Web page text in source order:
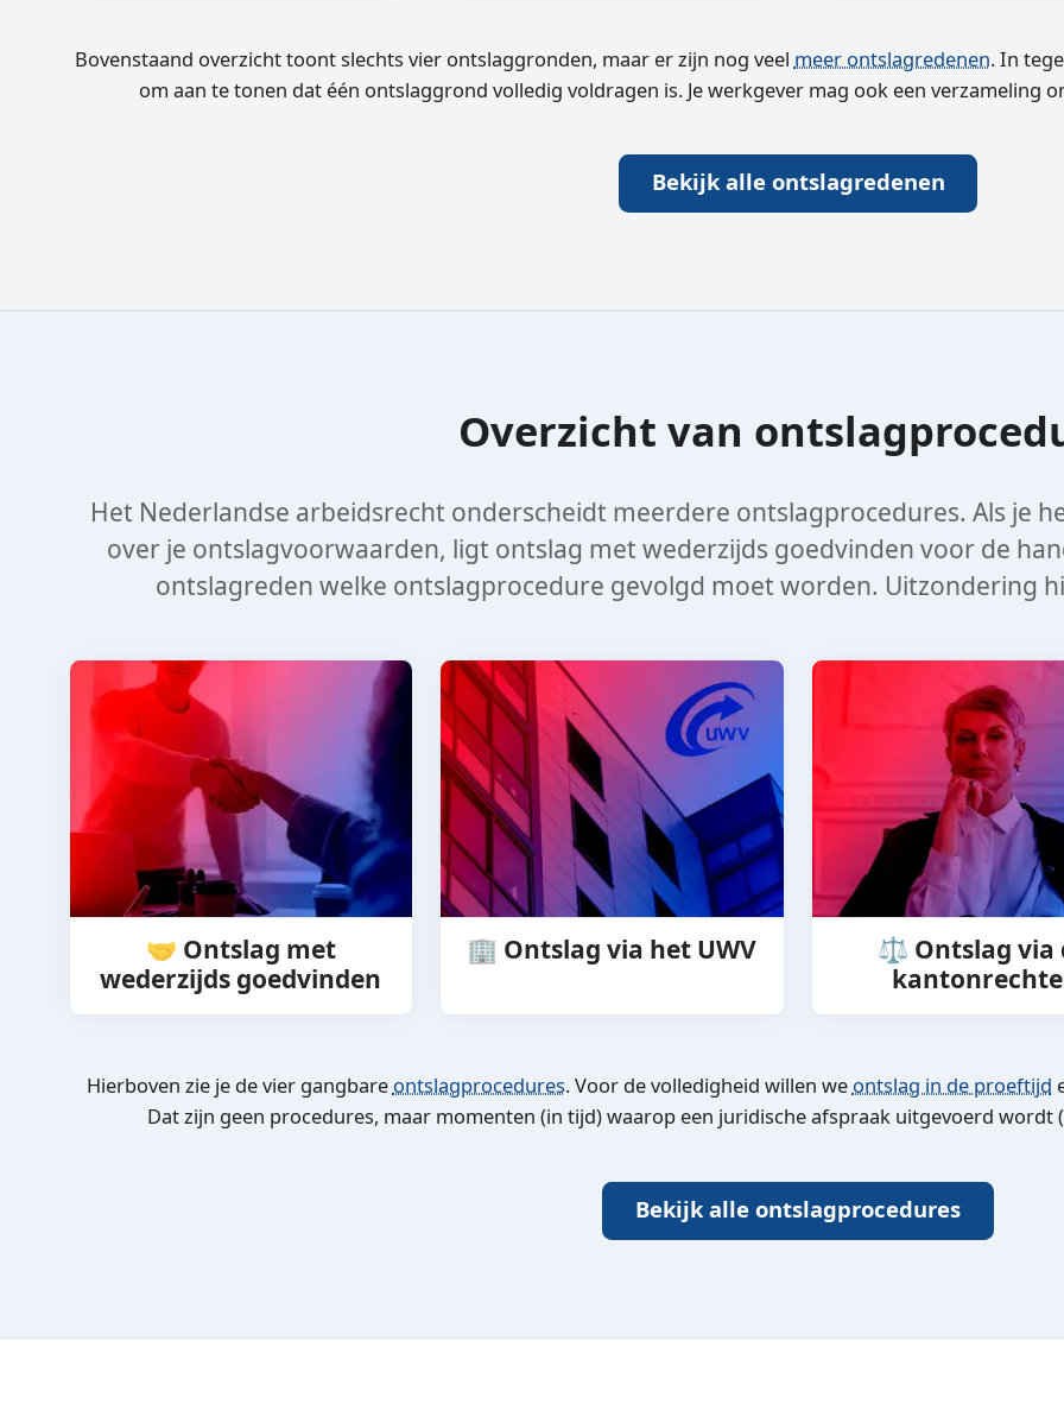
Bovenstaand overzicht toont slechts vier ontslaggronden, maar er zijn nog veel meer ontslagredenen. In
om aan te tonen dat één ontslaggrond volledig voldragen is. Je werkgever mag ook een verzameling
Bekijk alle ontslagredenen
Overzicht van
Het Nederlandse arbeidsrecht onderscheidt meerdere ontslagprocedures. Als je
over je ontslagvoorwaarden, ligt ontslag met wederzijds goedvinden voor de
ontslagreden welke ontslagprocedure gevolgd moet worden. Uitzondering
🤝 Ontslag met
wederzijds goedvinden
🏢 Ontslag via het UWV
⚖️ Ontslag via
Hierboven zie je de vier gangbare ontslagprocedures. Voor de volledigheid willen we ontslag in de proeftijd
Dat zijn geen procedures, maar momenten (in tijd) waarop een juridische afspraak uitgevoerd
Bekijk alle ontslagprocedures